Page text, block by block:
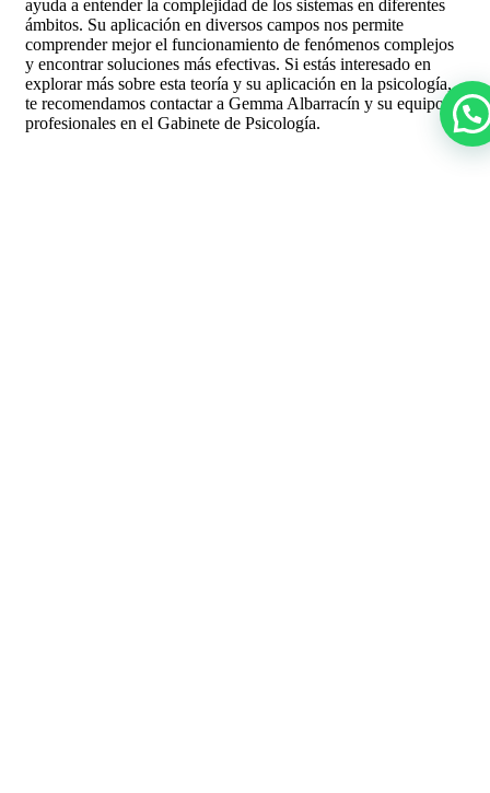
ayuda a entender la complejidad de los sistemas en diferentes
ámbitos. Su aplicación en diversos campos nos permite
comprender mejor el funcionamiento de fenómenos complejos
y encontrar soluciones más efectivas. Si estás interesado en
explorar más sobre esta teoría y su aplicación en la psicología,
te recomendamos contactar a Gemma Albarracín y su equipo de
profesionales en el Gabinete de Psicología.